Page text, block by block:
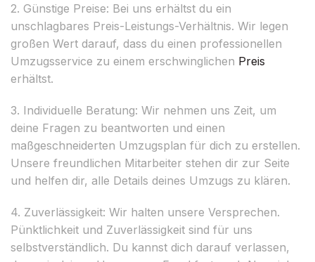
2. Günstige Preise: Bei uns erhältst du ein
unschlagbares Preis-Leistungs-Verhältnis. Wir legen
großen Wert darauf, dass du einen professionellen
Umzugsservice zu einem erschwinglichen Preis
erhältst.
3. Individuelle Beratung: Wir nehmen uns Zeit, um
deine Fragen zu beantworten und einen
maßgeschneiderten Umzugsplan für dich zu erstellen.
Unsere freundlichen Mitarbeiter stehen dir zur Seite
und helfen dir, alle Details deines Umzugs zu klären.
4. Zuverlässigkeit: Wir halten unsere Versprechen.
Pünktlichkeit und Zuverlässigkeit sind für uns
selbstverständlich. Du kannst dich darauf verlassen,